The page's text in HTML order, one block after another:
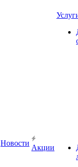
Новости
Акции